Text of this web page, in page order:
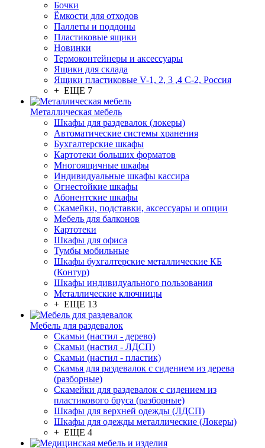
Бочки
Ёмкости для отходов
Паллеты и поддоны
Пластиковые ящики
Новинки
Термоконтейнеры и аксессуары
Ящики для склада
Ящики пластиковые V-1, 2, 3 ,4 С-2, Россия
+ ЕЩЕ 7
Металлическая мебель
Шкафы для раздевалок (локеры)
Автоматические системы хранения
Бухгалтерские шкафы
Картотеки больших форматов
Многоящичные шкафы
Индивидуальные шкафы кассира
Огнестойкие шкафы
Абонентские шкафы
Скамейки, подставки, аксессуары и опции
Мебель для балконов
Картотеки
Шкафы для офиса
Тумбы мобильные
Шкафы бухгалтерские металлические КБ
(Контур)
Шкафы индивидуального пользования
Металлические ключницы
+ ЕЩЕ 13
Мебель для раздевалок
Скамьи (настил - дерево)
Скамьи (настил - ЛДСП)
Скамьи (настил - пластик)
Скамья для раздевалок с сидением из дерева
(разборные)
Скамейки для раздевалок с сидением из
пластикового бруса (разборные)
Шкафы для верхней одежды (ЛДСП)
Шкафы для одежды металлические (Локеры)
+ ЕЩЕ 4